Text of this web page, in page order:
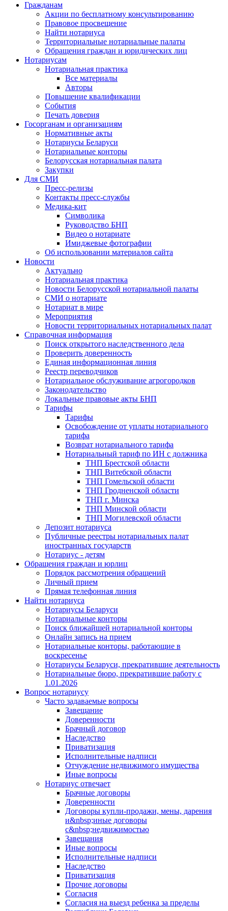
Гражданам
Акции по бесплатному консультированию
Правовое просвещение
Найти нотариуса
Территориальные нотариальные палаты
Обращения граждан и юридических лиц
Нотариусам
Нотариальная практика
Все материалы
Авторы
Повышение квалификации
События
Печать доверия
Госорганам и организациям
Нормативные акты
Нотариусы Беларуси
Нотариальные конторы
Белорусская нотариальная палата
Закупки
Для СМИ
Пресс-релизы
Контакты пресс-службы
Медика-кит
Символика
Руководство БНП
Видео о нотариате
Имиджевые фотографии
Об использовании материалов сайта
Новости
Актуально
Нотариальная практика
Новости Белорусской нотариальной палаты
СМИ о нотариате
Нотариат в мире
Мероприятия
Новости территориальных нотариальных палат
Справочная информация
Поиск открытого наследственного дела
Проверить доверенность
Единая информационная линия
Реестр переводчиков
Нотариальное обслуживание агрогородков
Законодательство
Локальные правовые акты БНП
Тарифы
Тарифы
Освобождение от уплаты нотариального
тарифа
Возврат нотариального тарифа
Нотариальный тариф по ИН с должника
ТНП Брестской области
ТНП Витебской области
ТНП Гомельской области
ТНП Гродненской области
ТНП г. Минска
ТНП Минской области
ТНП Могилевской области
Депозит нотариуса
Публичные реестры нотариальных палат
иностранных государств
Нотариус - детям
Обращения граждан и юрлиц
Порядок рассмотрения обращений
Личный прием
Прямая телефонная линия
Найти нотариуса
Нотариусы Беларуси
Нотариальные конторы
Поиск ближайшей нотариальной конторы
Онлайн запись на прием
Нотариальные конторы, работающие в
воскресенье
Нотариусы Беларуси, прекратившие деятельность
Нотариальные бюро, прекратившие работу с
1.01.2026
Вопрос нотариусу
Часто задаваемые вопросы
Завещание
Доверенности
Брачный договор
Наследство
Приватизация
Исполнительные надписи
Отчуждение недвижимого имущества
Иные вопросы
Нотариус отвечает
Брачные договоры
Доверенности
Договоры купли-продажи, мены, дарения
и&nbsp;иные договоры
с&nbsp;недвижимостью
Завещания
Иные вопросы
Исполнительные надписи
Наследство
Приватизация
Прочие договоры
Согласия
Согласия на выезд ребенка за пределы